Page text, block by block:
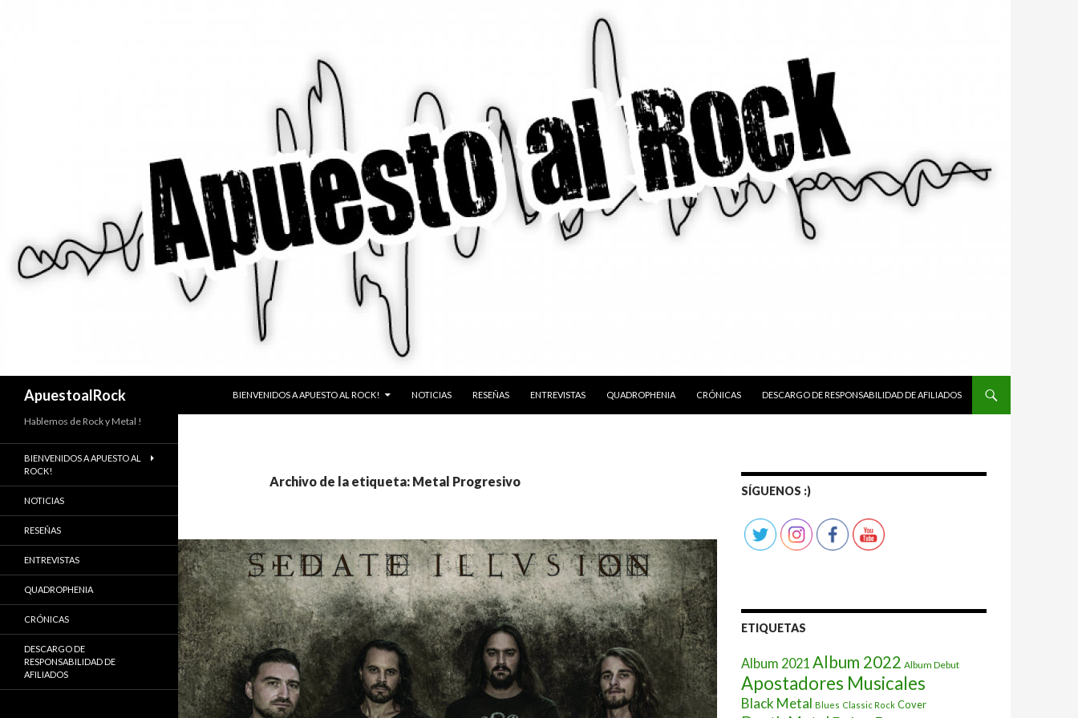
ApuestoalRock
BIENVENIDOS A APUESTO AL ROCK!
NOTICIAS RESEÑAS ENTREVISTAS QUADROPHENIA CRÓNICAS DESCARGO DE RESPONSABILIDAD DE AFILIADOS
Archivo de la etiqueta: Metal Progresivo
SÍGUENOS :)
ETIQUETAS
Album 2021 Album 2022 Album Debut
Apostadores Musicales
Black Metal Blues Classic Rock Cover
Hablemos de Rock y Metal !
BIENVENIDOS A APUESTO AL
ROCK!
NOTICIAS
RESEÑAS
ENTREVISTAS
QUADROPHENIA
CRÓNICAS
DESCARGO DE
RESPONSABILIDAD DE
AFILIADOS